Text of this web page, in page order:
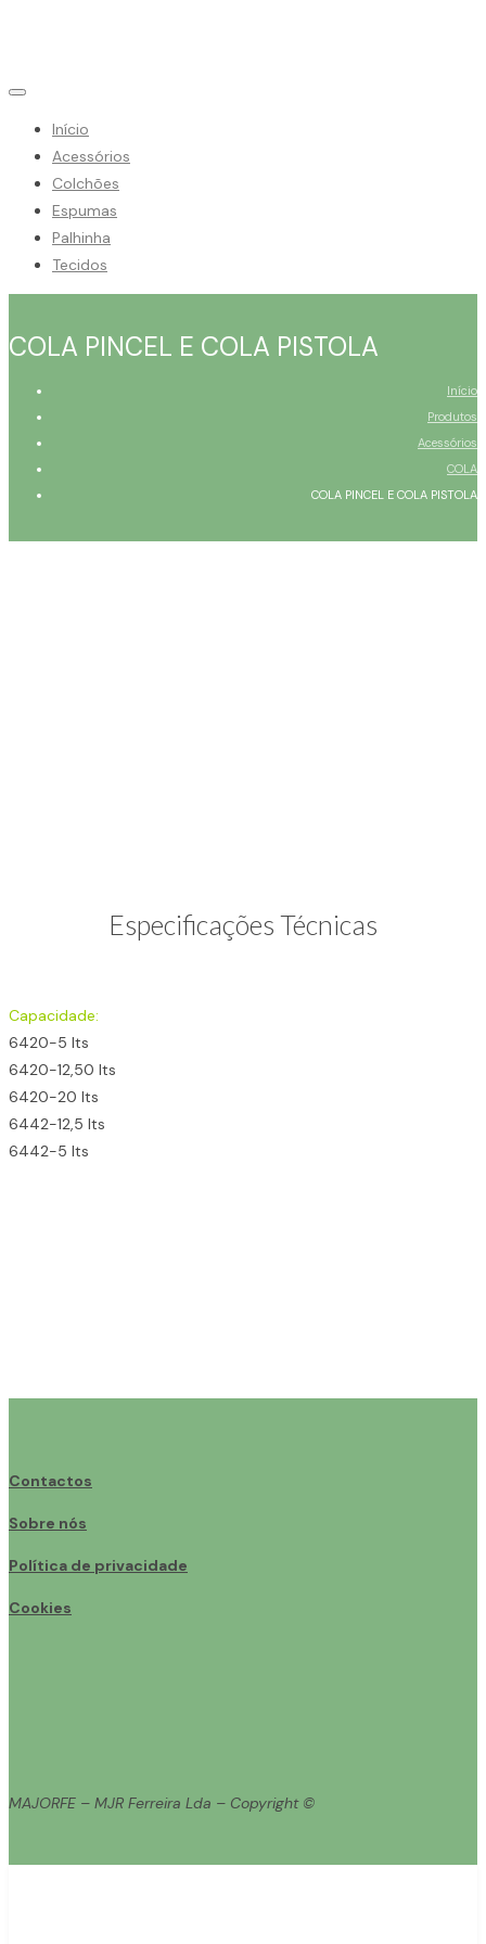
Início
Acessórios
Colchões
Espumas
Palhinha
Tecidos
COLA PINCEL E COLA PISTOLA
Início
Produtos
Acessórios
COLA
COLA PINCEL E COLA PISTOLA
Especificações Técnicas
Capacidade:
6420-5 lts
6420-12,50 lts
6420-20 lts
6442-12,5 lts
6442-5 lts
Contactos
Sobre nós
Política de privacidade
Cookies
MAJORFE – MJR Ferreira Lda – Copyright ©